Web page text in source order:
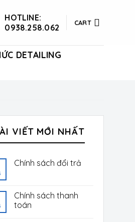
HOTLINE:
0938.258.062
CART
DETAILING
VIẾT MỚI NHẤT
Chính sách đổi trả
Chính sách thanh
toán